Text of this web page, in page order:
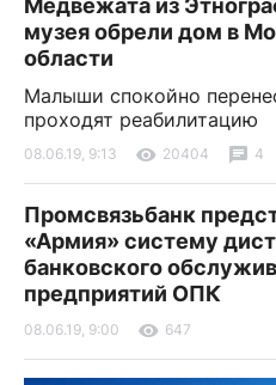
Медвежата из
музея обрели дом в
области
Малыши спокойно
проходят реабилитацию
08.06.19, 9:13 20404 4
Промсвязьбанк
«Армия» систему
банковского
предприятий ОПК
08.06.19, 9:00 647